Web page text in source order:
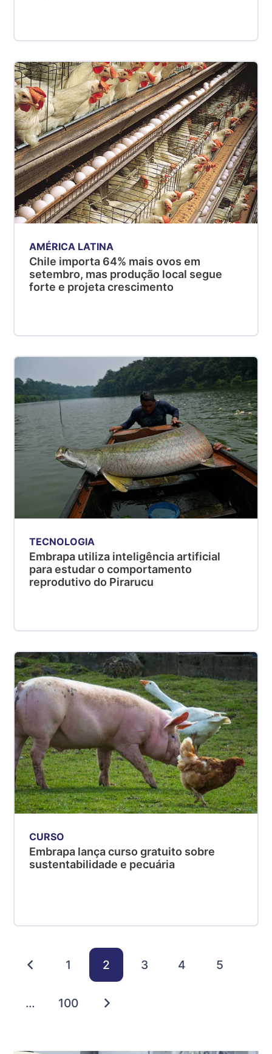
AMÉRICA LATINA
Chile importa 64% mais ovos em
setembro, mas produção local segue
forte e projeta crescimento
TECNOLOGIA
Embrapa utiliza inteligência artificial
para estudar o comportamento
reprodutivo do Pirarucu
CURSO
Embrapa lança curso gratuito sobre
sustentabilidade e pecuária
1 2 3 4 5
… 100